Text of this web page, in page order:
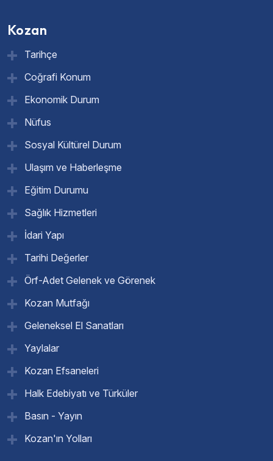
Kozan
Tarihçe
Coğrafi Konum
Ekonomik Durum
Nüfus
Sosyal Kültürel Durum
Ulaşım ve Haberleşme
Eğitim Durumu
Sağlık Hizmetleri
İdari Yapı
Tarihi Değerler
Örf-Adet Gelenek ve Görenek
Kozan Mutfağı
Geleneksel El Sanatları
Yaylalar
Kozan Efsaneleri
Halk Edebiyatı ve Türküler
Basın - Yayın
Kozan'ın Yolları